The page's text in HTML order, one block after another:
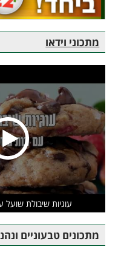
מתכוני וידאו
עוגיות שיבולת שועל
מתכונים טבעוניים